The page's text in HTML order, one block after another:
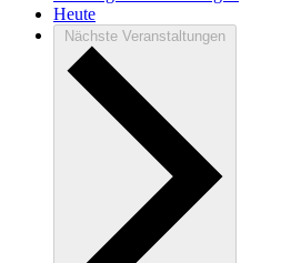
Heute
Nächste Veranstaltungen